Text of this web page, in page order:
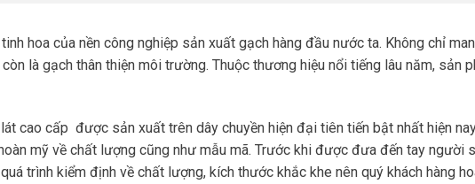
hoa của nền công nghiệp sản xuất gạch hàng đầu nước ta. Không chỉ
là gạch thân thiện môi trường. Thuộc thương hiệu nổi tiếng lâu năm, sản
cao cấp được sản xuất trên dây chuyền hiện đại tiên tiến bật nhất hiện
mỹ về chất lượng cũng như mẫu mã. Trước khi được đưa đến tay người
trình kiểm định về chất lượng, kích thước khắc khe nên quý khách hàng